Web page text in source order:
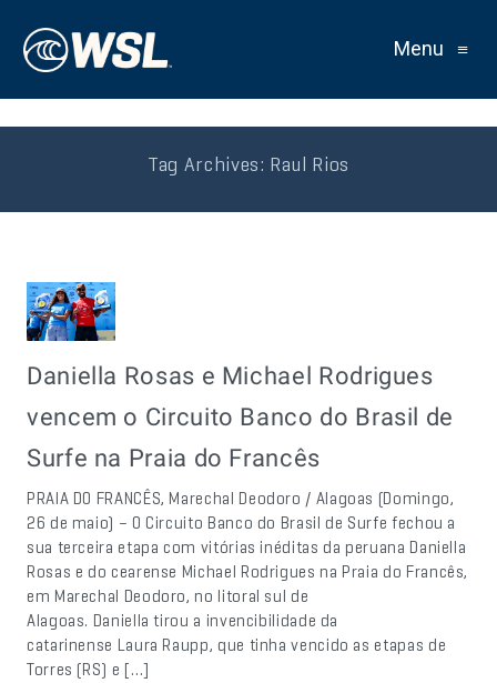
Menu ≡
Tag Archives: Raul Rios
Daniella Rosas e Michael Rodrigues
vencem o Circuito Banco do Brasil de
Surfe na Praia do Francês
PRAIA DO FRANCÊS, Marechal Deodoro / Alagoas (Domingo,
26 de maio) – O Circuito Banco do Brasil de Surfe fechou a
sua terceira etapa com vitórias inéditas da peruana Daniella
Rosas e do cearense Michael Rodrigues na Praia do Francês,
em Marechal Deodoro, no litoral sul de
Alagoas. Daniella tirou a invencibilidade da
catarinense Laura Raupp, que tinha vencido as etapas de
Torres (RS) e […]